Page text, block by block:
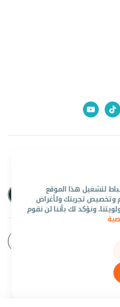
لتشغيل هذا الموقع
وتخصيص تجربتك ولأغراض
ونؤكد لك بأننا لن نقوم